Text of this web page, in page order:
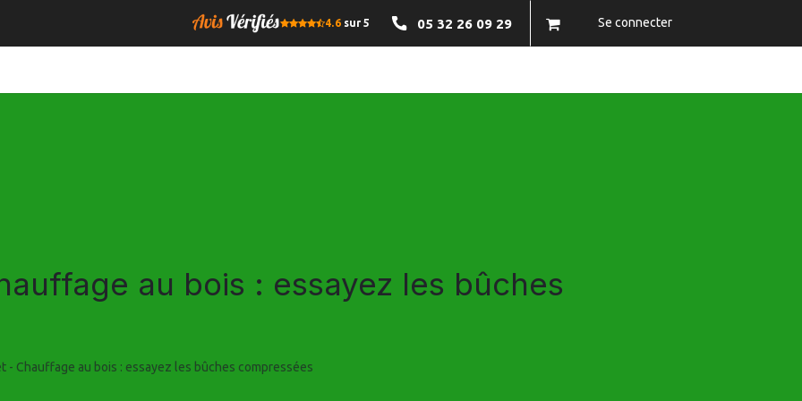
4.6 sur 5 05 32 26 09 29 Se connecter
au bois : essayez les bûches
- Chauffage au bois : essayez les bûches compressées